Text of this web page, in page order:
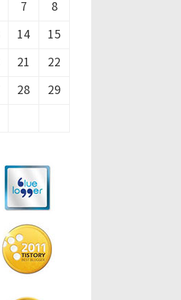
7 8
14 15
21 22
28 29